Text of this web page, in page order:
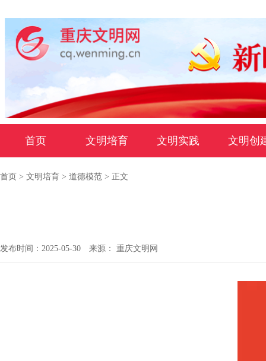
首页 文明培育 文明实践 文明创
首页 > 文明培育 > 道德模范 > 正文
发布时间：2025-05-30 来源： 重庆文明网